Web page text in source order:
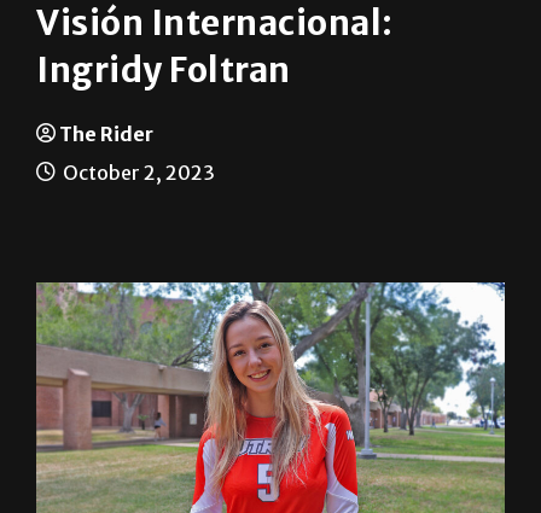
Visión Internacional:
Ingridy Foltran
The Rider
October 2, 2023